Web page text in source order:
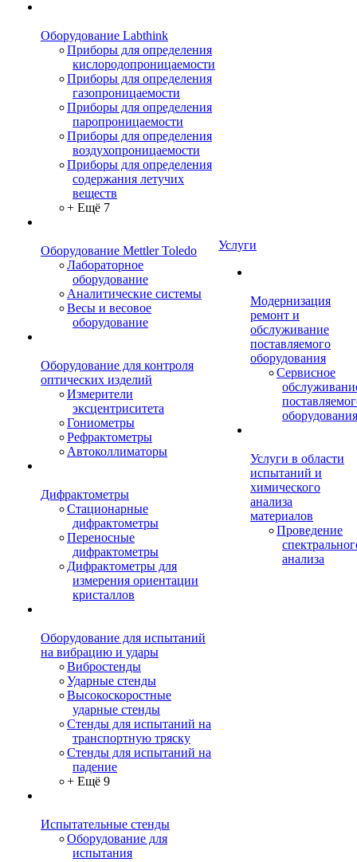
Оборудование Labthink
Приборы для определения
кислородопроницаемости
Приборы для определения
газопроницаемости
Приборы для определения
паропроницаемости
Приборы для определения
воздухопроницаемости
Приборы для определения
содержания летучих
веществ
+ Ещё 7
Оборудование Mettler Toledo
Лабораторное
оборудование
Аналитические системы
Весы и весовое
оборудование
Оборудование для контроля
оптических изделий
Измерители
эксцентриситета
Гониометры
Рефрактометры
Автоколлиматоры
Дифрактометры
Стационарные
дифрактометры
Переносные
дифрактометры
Дифрактометры для
измерения ориентации
кристаллов
Оборудование для испытаний
на вибрацию и удары
Вибростенды
Ударные стенды
Высокоскоростные
ударные стенды
Стенды для испытаний на
транспортную тряску
Стенды для испытаний на
падение
+ Ещё 9
Испытательные стенды
Оборудование для
испытания
Услуги
Модернизация
ремонт и
обслуживание
поставляемого
оборудования
Сервисное
оборудования
Услуги в области
испытаний и
химического
анализа
материалов
Проведение
анализа